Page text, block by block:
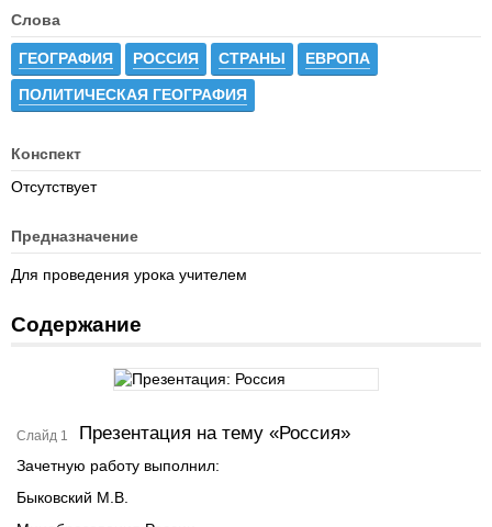
Слова
ГЕОГРАФИЯ РОССИЯ СТРАНЫ ЕВРОПА
ПОЛИТИЧЕСКАЯ ГЕОГРАФИЯ
Конспект
Отсутствует
Предназначение
Для проведения урока учителем
Содержание
Слайд 1 Презентация на тему «Россия»
Зачетную работу выполнил:
Быковский М.В.